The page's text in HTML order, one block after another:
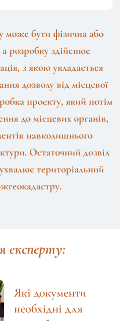
може бути фізична або
розробку здійснює
з якою укладається
дозволу від місцевої
проєкту, який потім
до місцевих органів,
навколишнього
Остаточний дозвіл
територіальний
експерту:
Які документи
необхідні для